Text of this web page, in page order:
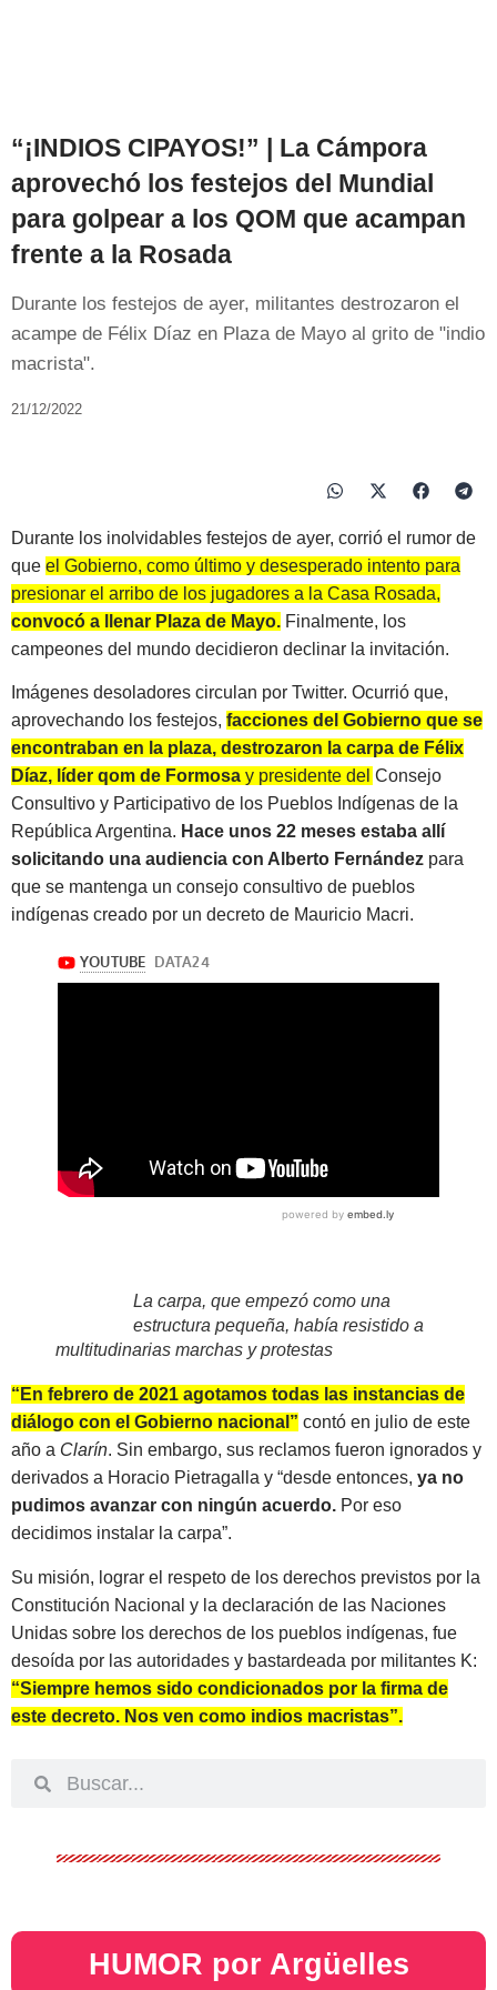
“¡INDIOS CIPAYOS!” | La Cámpora
aprovechó los festejos del Mundial
para golpear a los QOM que acampan
frente a la Rosada
Durante los festejos de ayer, militantes destrozaron el
acampe de Félix Díaz en Plaza de Mayo al grito de "indio
macrista".
21/12/2022
Durante los inolvidables festejos de ayer, corrió el rumor de
que el Gobierno, como último y desesperado intento para
presionar el arribo de los jugadores a la Casa Rosada,
convocó a llenar Plaza de Mayo. Finalmente, los
campeones del mundo decidieron declinar la invitación.
Imágenes desoladores circulan por Twitter. Ocurrió que,
aprovechando los festejos, facciones del Gobierno que se
encontraban en la plaza, destrozaron la carpa de Félix
Díaz, líder qom de Formosa y presidente del Consejo
Consultivo y Participativo de los Pueblos Indígenas de la
República Argentina. Hace unos 22 meses estaba allí
solicitando una audiencia con Alberto Fernández para
que se mantenga un consejo consultivo de pueblos
indígenas creado por un decreto de Mauricio Macri.
La carpa, que empezó como una
estructura pequeña, había resistido a
multitudinarias marchas y protestas
“En febrero de 2021 agotamos todas las instancias de
diálogo con el Gobierno nacional” contó en julio de este
año a Clarín. Sin embargo, sus reclamos fueron ignorados y
derivados a Horacio Pietragalla y “desde entonces, ya no
pudimos avanzar con ningún acuerdo. Por eso
decidimos instalar la carpa”.
Su misión, lograr el respeto de los derechos previstos por la
Constitución Nacional y la declaración de las Naciones
Unidas sobre los derechos de los pueblos indígenas, fue
desoída por las autoridades y bastardeada por militantes K:
“Siempre hemos sido condicionados por la firma de
este decreto. Nos ven como indios macristas”.
HUMOR por Argüelles​